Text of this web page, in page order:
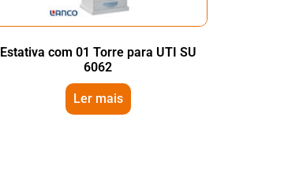
Estativa com 01 Torre para UTI SU
6062
Ler mais